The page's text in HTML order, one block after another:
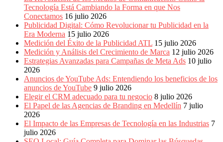
Eventos
Marketing,
Mercadotecnia,
Eventos
Publicitarios,
Colecciónes,
Marcas,
Insigns,
Radio,
Creatividad,
SEO,
Free
Tecnología Está Cambiando la Forma en que Nos
Conectamos 16 julio 2026
Publicidad Digital: Cómo Revolucionar tu Publicidad en la
Era Moderna 15 julio 2026
Medición del Éxito de la Publicidad ATL 15 julio 2026
Medición y Análisis del Crecimiento de Marca 12 julio 2026
Estrategias Avanzadas para Campañas de Meta Ads 10 julio
2026
Anuncios de YouTube Ads: Entendiendo los beneficios de los
anuncios de YouTube 9 julio 2026
Elegir el CRM adecuado para tu negocio 8 julio 2026
El Papel de las Agencias de Branding en Medellín 7 julio
2026
El Impacto de las Empresas de Tecnología en las Industrias 7
julio 2026